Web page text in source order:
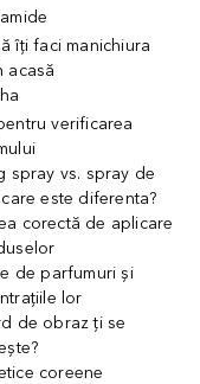
îți faci manichiura
acasă
verificarea
spray vs. spray de
este diferenta?
corectă de aplicare
de parfumuri și
lor
de obraz ți se
coreene